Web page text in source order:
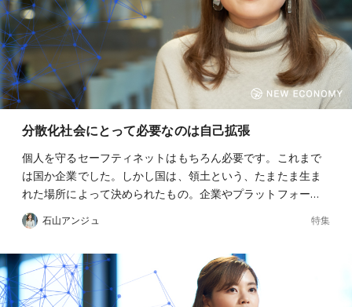
分散化社会にとって必要なのは自己拡張
個人を守るセーフティネットはもちろん必要です。これまで
は国か企業でした。しかし国は、領土という、たまたま生ま
れた場所によって決められたもの。企業やプラットフォー…
石山アンジュ 特集